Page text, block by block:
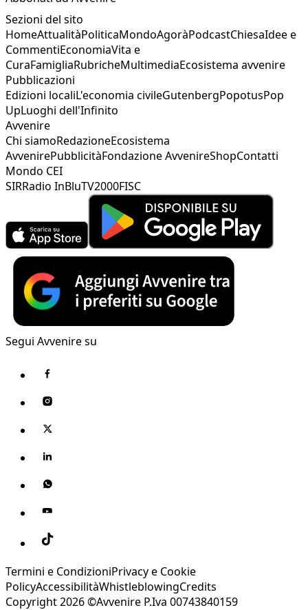
Sezioni del sito
HomeAttualitàPoliticaMondoAgoràPodcastChiesaIdee e
CommentiEconomiaVita e
CuraFamigliaRubricheMultimediaEcosistema avvenire
Pubblicazioni
Edizioni localiL'economia civileGutenbergPopotusPop
UpLuoghi dell'Infinito
Avvenire
Chi siamoRedazioneEcosistema
AvvenirePubblicitàFondazione AvvenireShopContatti
Mondo CEI
SIRRadio InBluTV2000FISC
Segui Avvenire su
Termini e CondizioniPrivacy e Cookie
PolicyAccessibilitàWhistleblowingCredits
Copyright 2026 ©Avvenire P.Iva 00743840159